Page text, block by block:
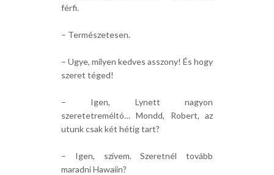
férfi.
– Természetesen.
– Ugye, milyen kedves asszony! És hogy
szeret téged!
– Igen, Lynett nagyon
szeretetreméltó… Mondd, Robert, az
utunk csak két hétig tart?
– Igen, szívem. Szeretnél tovább
maradni Hawaiin?